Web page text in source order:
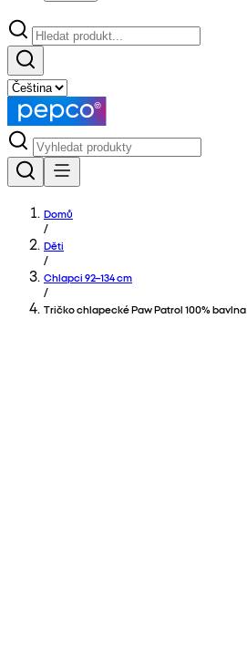
Domů
/
Děti
/
Chlapci 92–134 cm
/
Tričko chlapecké Paw Patrol 100% bavlna